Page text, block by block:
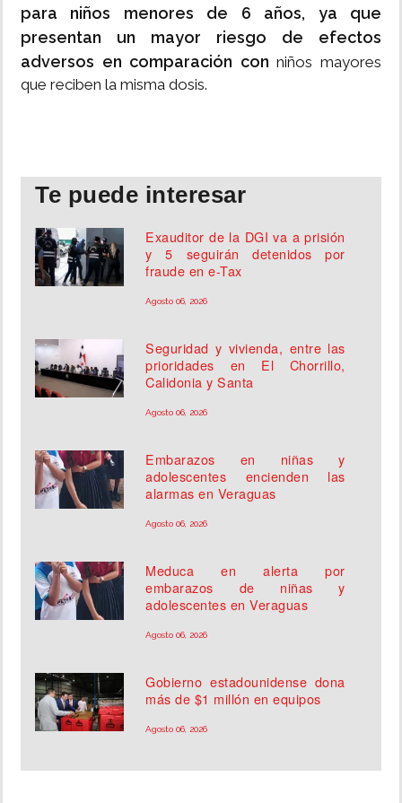
para niños menores de 6 años, ya que
presentan un mayor riesgo de efectos
adversos en comparación conniños mayores
que reciben la misma dosis.
Te puede interesar
Exauditor de la DGI va a prisión
y 5 seguirán detenidos por
fraude en e-Tax
Agosto 06, 2026
Seguridad y vivienda, entre las
prioridades en El Chorrillo,
Calidonia y Santa
Agosto 06, 2026
Embarazos en niñas y
adolescentes encienden las
alarmas en Veraguas
Agosto 06, 2026
Meduca en alerta por
embarazos de niñas y
adolescentes en Veraguas
Agosto 06, 2026
Gobierno estadounidense dona
más de $1 millón en equipos
Agosto 06, 2026